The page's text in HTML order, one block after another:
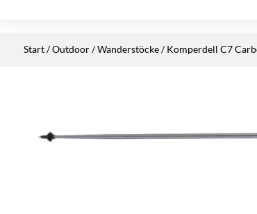
Start/Outdoor/Wanderstöcke/ Komperdell C7